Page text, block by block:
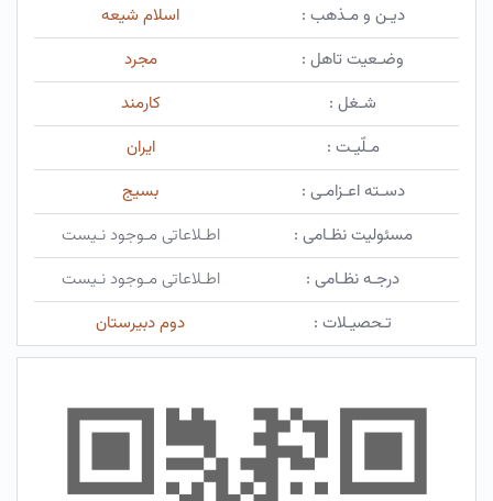
دیـن و مـذهب :
اسلام شیعه
وضـعیت تاهل :
مجرد
شـغل :
کارمند
مـلّیـت :
ایران
دسـته اعـزامـی :
بسیج
مسئولیت نظـامی :
اطـلاعاتی مـوجود نـیست
درجـه نظـامی :
اطـلاعاتی مـوجود نـیست
تـحصیـلات :
دوم دبیرستان